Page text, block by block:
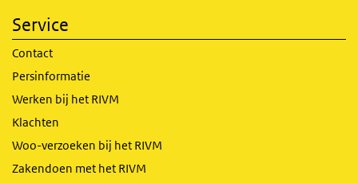
Service
Contact
Persinformatie
Werken bij het RIVM
Klachten
Woo-verzoeken bij het RIVM
Zakendoen met het RIVM